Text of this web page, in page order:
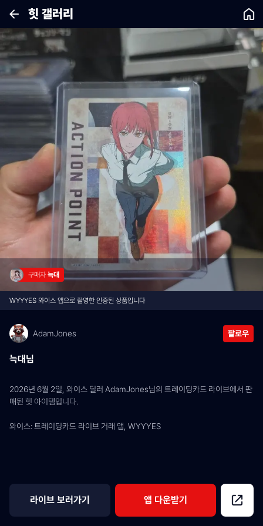
힛 갤러리
구매자 늑대
WYYYES 와이스 앱으로 촬영한 인증된 상품입니다
AdamJones 팔로우
늑대님
2026년 6월 2일, 와이스 딜러 AdamJones님의 트레이딩카드 라이브에서 판
매된 힛 아이템입니다.
와이스: 트레이딩카드 라이브 거래 앱, WYYYES
라이브 보러가기 앱 다운받기